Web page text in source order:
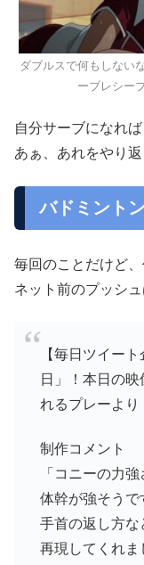
ダブルスで何もしない
ーブレシー
自分サーブになれ
あぁ、あれをやり
バドミントン
毎回のことだけど
ネット前のプッシ
【毎日ツイー
日」！本日の
れるプレーより
制作コメント
「コニーの力
体幹が強そうで
手首の返し方な
再現してくれま